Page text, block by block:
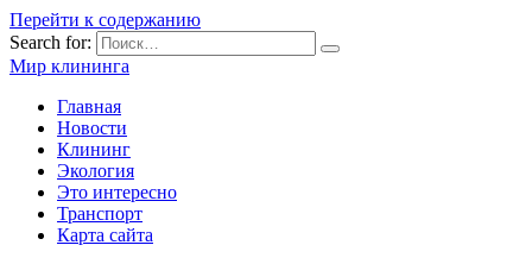
Перейти к содержанию
Search for:
Мир клининга
Главная
Новости
Клининг
Экология
Это интересно
Транспорт
Карта сайта